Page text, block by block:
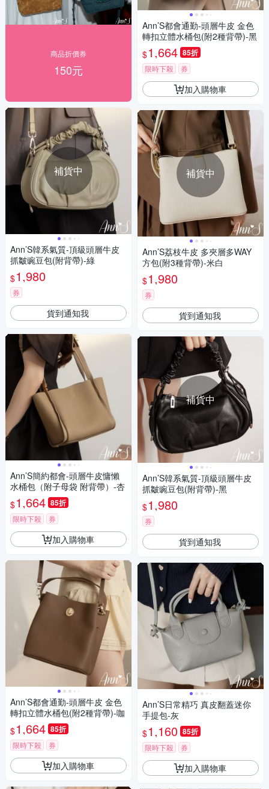
商品折價券
150元
補貨中
Ann’S韓系氣質-頂級頭層牛皮
抓皺豌豆包(附背帶)-綠
$1,980
券
貨到通知我
Ann’S簡約都會-頭層牛皮慵懶
水桶包（附子母袋 附背帶）-杏
$1,664 85折
限時下殺 券
加入購物車
Ann’S都會通勤-頭層牛皮 金色
轉扣立體水桶包(附2種背帶)-咖
$1,664 85折
限時下殺 券
加入購物車
Ann’S都會通勤-頭層牛皮 金色
轉扣立體水桶包(附2種背帶)-黑
$1,664 85折
限時下殺 券
加入購物車
補貨中
Ann’S荔枝牛皮 多夾層多WAY
方包(附3種背帶)-米白
$1,980
券
貨到通知我
補貨中
Ann’S韓系氣質-頂級頭層牛皮
抓皺豌豆包(附背帶)-黑
$1,980
券
貨到通知我
Ann’S日常精巧 真皮翻蓋迷你
手提包-灰
$1,160 85折
限時下殺 券
加入購物車